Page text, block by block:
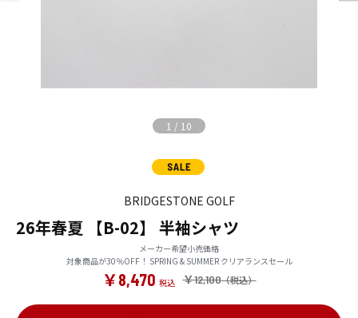
1 / 10
BRIDGESTONE GOLF
26年春夏 【B-02】 半袖シャツ
メーカー希望小売価格
対象商品が30％OFF！ SPRING & SUMMER クリアランスセール
￥12,100
￥8,470